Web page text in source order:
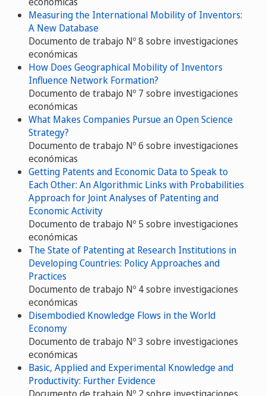
Measuring the International Mobility of Inventors:
A New Database
Documento de trabajo Nº 8 sobre investigaciones
económicas
How Does Geographical Mobility of Inventors
Influence Network Formation?
Documento de trabajo Nº 7 sobre investigaciones
económicas
What Makes Companies Pursue an Open Science
Strategy?
Documento de trabajo Nº 6 sobre investigaciones
económicas
Getting Patents and Economic Data to Speak to
Each Other: An Algorithmic Links with Probabilities
Approach for Joint Analyses of Patenting and
Economic Activity
Documento de trabajo Nº 5 sobre investigaciones
económicas
The State of Patenting at Research Institutions in
Developing Countries: Policy Approaches and
Practices
Documento de trabajo Nº 4 sobre investigaciones
económicas
Disembodied Knowledge Flows in the World
Economy
Documento de trabajo Nº 3 sobre investigaciones
económicas
Basic, Applied and Experimental Knowledge and
Productivity: Further Evidence